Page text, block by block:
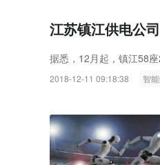
江苏镇江供电公
据悉，12月起，镇江58
2018-12-11 09:18:38 智